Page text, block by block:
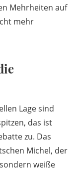
Mehrheiten auf
mehr
Lage sind
das ist
zu. Das
Michel, der
weiße